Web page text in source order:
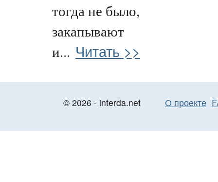
тогда не было,
закапывают
и... Читать >>
© 2026 - interda.net О проекте